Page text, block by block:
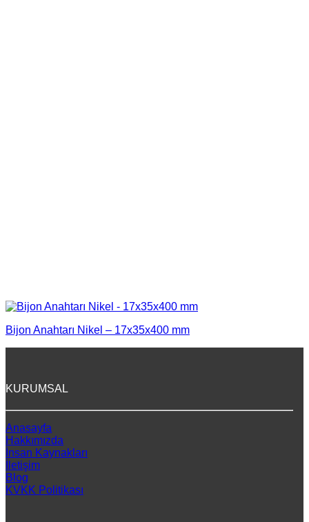
Bijon Anahtarı Nikel – 17x35x400 mm
KURUMSAL
Anasayfa
Hakkımızda
İnsan Kaynakları
İletişim
Blog
KVKK Politikası